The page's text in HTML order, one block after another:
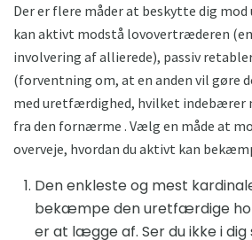
Der er flere måder at beskytte dig
kan aktivt modstå lovovertræderen
involvering af allierede), passiv
(forventning om, at en anden vil gøre
med uretfærdighed, hvilket indebærer
fra den fornærme . Vælg en måde at
overveje, hvordan du aktivt kan
Den enkleste og mest
bekæmpe den uretfærdige
er at lægge af. Ser du ikke i